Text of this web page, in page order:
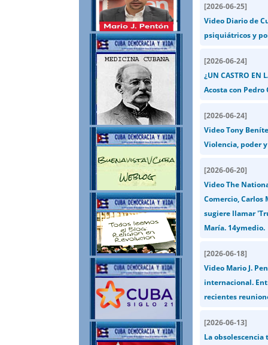
[2026-06-25]
Video Diario de
psiquiátricos y
[2026-06-24]
¿UN CASTRO EN
Acosta con Pedro
[2026-06-24]
Video Tony
Violencia, poder
[2026-06-20]
Video The
Comercio, Carlos
sugiere llamar
María. 14ymedio.
[2026-06-18]
Video Mario J.
internacional.
recientes
[2026-06-13]
La